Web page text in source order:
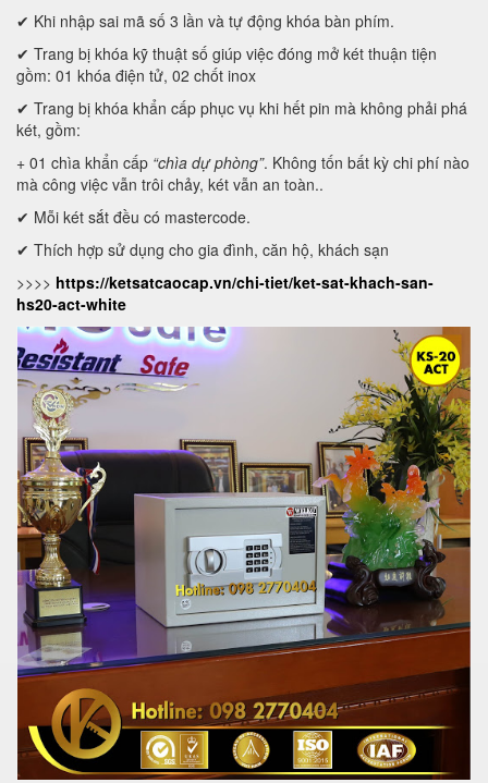
✔ Khi nhập sai mã số 3 lần và tự động khóa bàn phím.
✔ Trang bị khóa kỹ thuật số giúp việc đóng mở két thuận tiện
gồm: 01 khóa điện tử, 02 chốt inox
✔ Trang bị khóa khẩn cấp phục vụ khi hết pin mà không phải phá
két, gồm:
+ 01 chìa khẩn cấp “chìa dự phòng”. Không tốn bất kỳ chi phí nào
mà công việc vẫn trôi chảy, két vẫn an toàn..
✔ Mỗi két sắt đều có mastercode.
✔ Thích hợp sử dụng cho gia đình, căn hộ, khách sạn
>>>> https://ketsatcaocap.vn/chi-tiet/ket-sat-khach-san-
hs20-act-white